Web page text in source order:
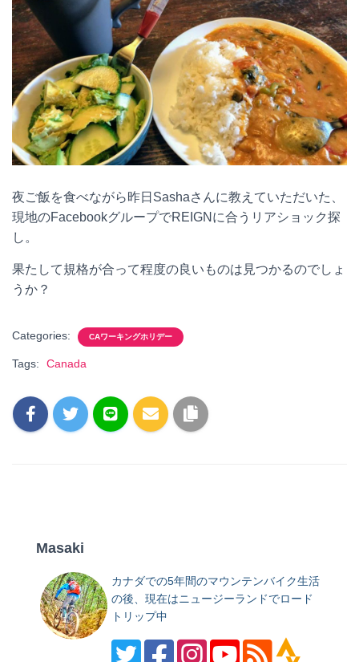
夜ご飯を食べながら昨日Sashaさんに教えていただいた、
現地のFacebookグループでREIGNに合うリアショック探
し。
果たして規格が合って程度の良いものは見つかるのでしょ
うか？
Categories: CAワーキングホリデー
Tags: Canada
Masaki
カナダでの5年間のマウンテンバイク生活
の後、現在はニュージーランドでロード
トリップ中